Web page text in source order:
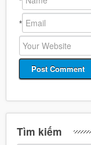
*
Tìm kiếm